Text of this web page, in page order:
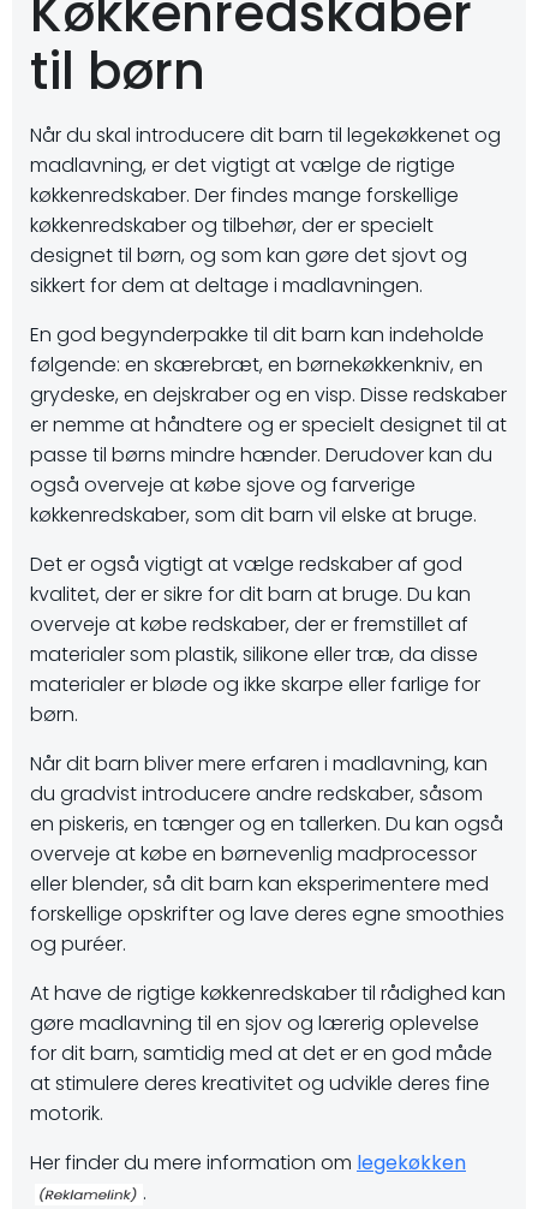
til børn
Når du skal introducere dit barn til legekøkkenet og
madlavning, er det vigtigt at vælge de rigtige
køkkenredskaber. Der findes mange forskellige
køkkenredskaber og tilbehør, der er specielt
designet til børn, og som kan gøre det sjovt og
sikkert for dem at deltage i madlavningen.
En god begynderpakke til dit barn kan indeholde
følgende: en skærebræt, en børnekøkkenkniv, en
grydeske, en dejskraber og en visp. Disse redskaber
er nemme at håndtere og er specielt designet til at
passe til børns mindre hænder. Derudover kan du
også overveje at købe sjove og farverige
køkkenredskaber, som dit barn vil elske at bruge.
Det er også vigtigt at vælge redskaber af god
kvalitet, der er sikre for dit barn at bruge. Du kan
overveje at købe redskaber, der er fremstillet af
materialer som plastik, silikone eller træ, da disse
materialer er bløde og ikke skarpe eller farlige for
børn.
Når dit barn bliver mere erfaren i madlavning, kan
du gradvist introducere andre redskaber, såsom
en piskeris, en tænger og en tallerken. Du kan også
overveje at købe en børnevenlig madprocessor
eller blender, så dit barn kan eksperimentere med
forskellige opskrifter og lave deres egne smoothies
og puréer.
At have de rigtige køkkenredskaber til rådighed kan
gøre madlavning til en sjov og lærerig oplevelse
for dit barn, samtidig med at det er en god måde
at stimulere deres kreativitet og udvikle deres fine
motorik.
Her finder du mere information om legekøkken
.